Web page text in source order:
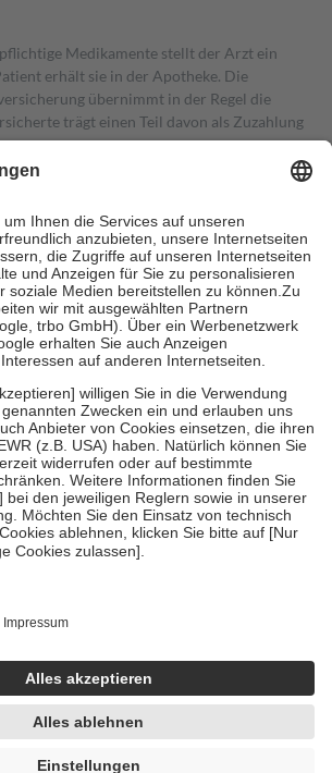
Medikamente stellt der Arzt ein
erhält sie in der Apotheke. Die
übernimmt in der Regel die
trägt einen Teil davon als Zuzahlung
Zuzahlungen in Höhe von zehn
Es sind jedoch nie mehr als die tatsächlichen
entrichten.
auch für Online-Apotheken.
Krankenpflege beträgt die
der Kosten sowie zehn Euro je
Versicherten für ihre eigene Gesundheit zu
Stellung der Familie zu unterstützen,
an bei:
bis zum vollendeten 18. Lebensjahr
Vorsorge und Früherkennung, die von der
dass es sich um echte Bewertungen
hc/de/articles/4419944605341
wurden unter Zuhilfenahme künstlicher